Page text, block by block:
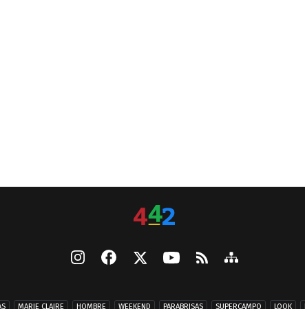
MARIE CLAIRE HOMBRE WEEKEND PARABRISAS SUPERCAMPO LOOK